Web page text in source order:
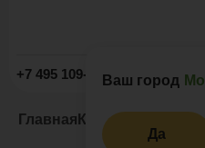
Ваш город
Да
+7 495 109-52-09
Главная Каталог